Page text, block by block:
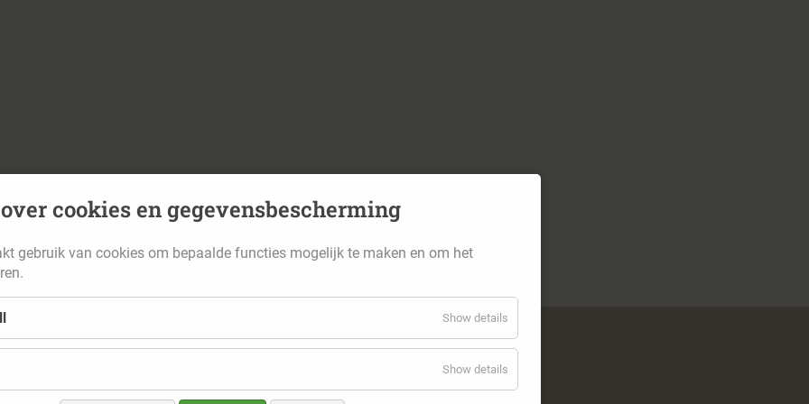
cookies en gegevensbescherming
gebruik van cookies om bepaalde functies mogelijk te maken en om het
Show details
Show details